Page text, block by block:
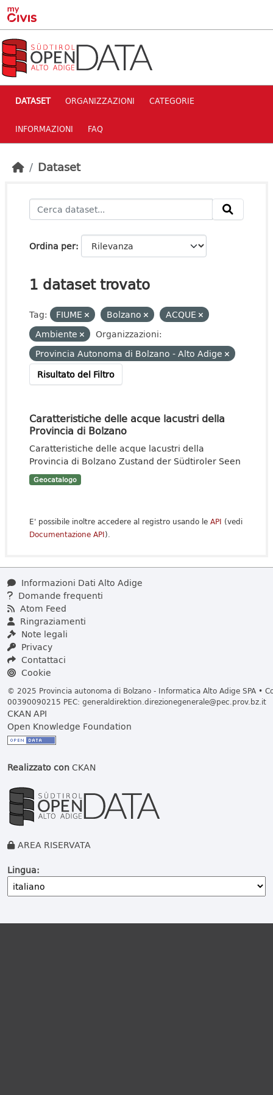
Skip to main content
DATASET ORGANIZZAZIONI CATEGORIE
INFORMAZIONI FAQ
Dataset
Ordina per
1 dataset trovato
Tag: FIUME Bolzano
ACQUE
Ambiente
Organizzazioni:
Provincia Autonoma di Bolzano - Alto Adige
Risultato del Filtro
Caratteristiche delle acque lacustri della
Provincia di Bolzano
Caratteristiche delle acque lacustri della
Provincia di Bolzano Zustand der Südtiroler Seen
Geocatalogo
E' possibile inoltre accedere al registro usando le API (vedi
Documentazione API).
Informazioni Dati Alto Adige
Domande frequenti
Atom Feed
Ringraziamenti
Note legali
Privacy
Contattaci
Cookie
© 2025 Provincia autonoma di Bolzano - Informatica Alto Adige SPA •
00390090215 PEC: generaldirektion.direzionegenerale@pec.prov.bz.it
CKAN API
Open Knowledge Foundation
Realizzato conCKAN
AREA RISERVATA
Lingua